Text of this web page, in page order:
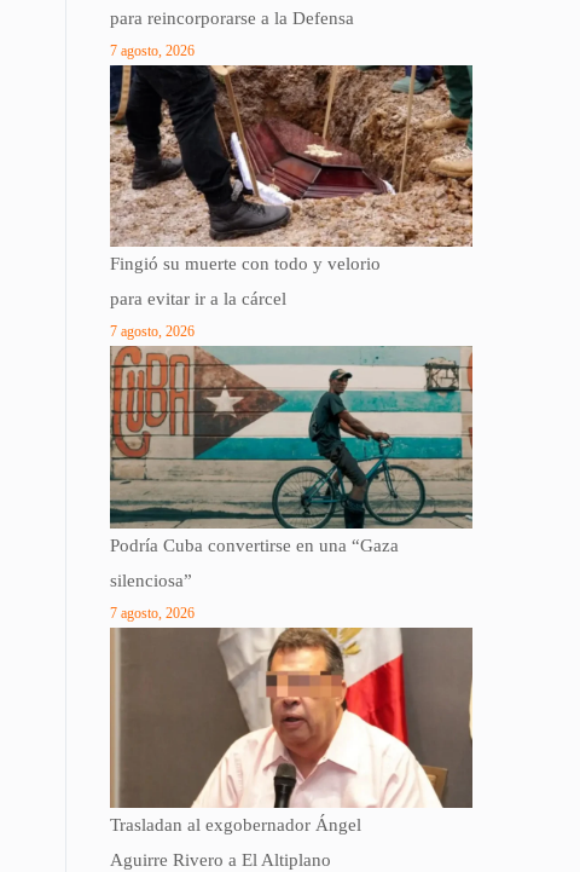
para reincorporarse a la Defensa
7 agosto, 2026
Fingió su muerte con todo y velorio
para evitar ir a la cárcel
7 agosto, 2026
Podría Cuba convertirse en una “Gaza
silenciosa”
7 agosto, 2026
Trasladan al exgobernador Ángel
Aguirre Rivero a El Altiplano